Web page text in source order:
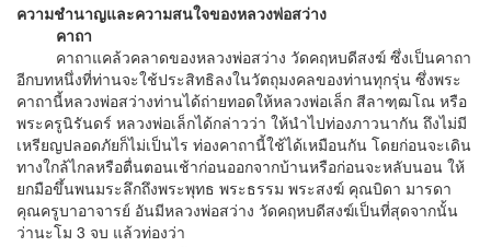
ความชำนาญและความสนใจของหลวงพ่อสว่าง
คาถา
คาถาแคล้วคลาดของหลวงพ่อสว่าง วัดคฤหบดีสงฆ์ ซึ่งเป็นคาถา
อีกบทหนึ่งที่ท่านจะใช้ประสิทธิลงในวัตถุมงคลของท่านทุกรุ่น ซึ่งพระ
คาถานี้หลวงพ่อสว่างท่านได้ถ่ายทอดให้หลวงพ่อเล็ก สีลาฑฺฒโณ หรือ
พระครูนิรันดร์ หลวงพ่อเล็กได้กล่าวว่า ให้นำไปท่องภาวนากัน ถึงไม่มี
เหรียญปลอดภัยก็ไม่เป็นไร ท่องคาถานี้ใช้ได้เหมือนกัน โดยก่อนจะเดิน
ทางใกล้ไกลหรือตื่นตอนเช้าก่อนออกจากบ้านหรือก่อนจะหลับนอน ให้
ยกมือขึ้นพนมระลึกถึงพระพุทธ พระธรรม พระสงฆ์ คุณบิดา มารดา
คุณครูบาอาจารย์ อันมีหลวงพ่อสว่าง วัดคฤหบดีสงฆ์เป็นที่สุดจากนั้น
ว่านะโม 3 จบ แล้วท่องว่า